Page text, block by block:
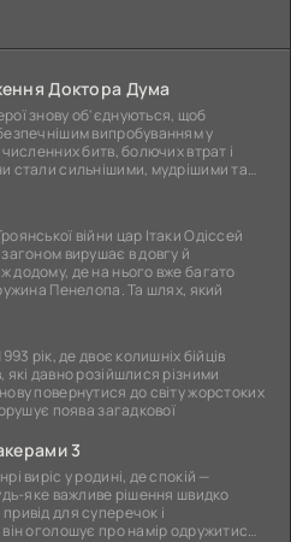
Доктора Дума
знову об'єднуються, щоб
випробуванням у
битв, болючих втрат і
стали сильнішими, мудрішими та
війни цар Ітаки Одіссей
вирушає в довгу й
додому, де на нього вже багато
Пенелопа. Та шлях, який
рік, де двоє колишніх бійців
які давно розійшлися різними
повернутися до світу жорстоких
поява загадкової
3
виріс у родині, де спокій —
яке важливе рішення швидко
для суперечок і
оголошує про намір одружитися,